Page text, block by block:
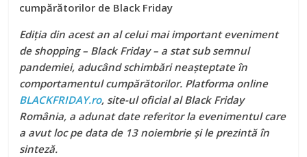
cumpărătorilor de Black Friday
Ediția din acest an al celui mai important eveniment
de shopping – Black Friday – a stat sub semnul
pandemiei, aducând schimbări neașteptate în
comportamentul cumpărătorilor. Platforma online
BLACKFRIDAY.ro, site-ul oficial al Black Friday
România, a adunat date referitor la evenimentul care
a avut loc pe data de 13 noiembrie și le prezintă în
sinteză.